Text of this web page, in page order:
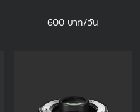
600 บาท/วัน